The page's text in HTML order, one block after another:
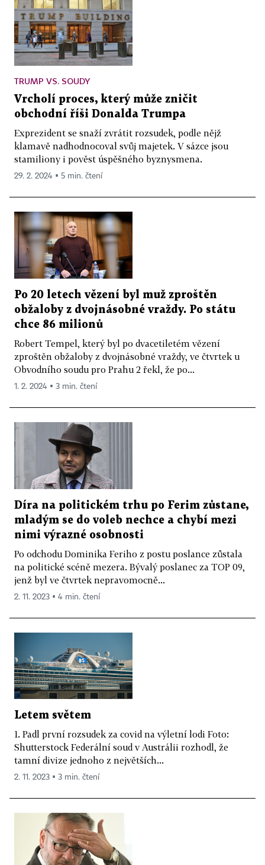
TRUMP VS. SOUDY
Vrcholí proces, který může zničit
obchodní říši Donalda Trumpa
Exprezident se snaží zvrátit rozsudek, podle nějž
klamavě nadhodnocoval svůj majetek. V sázce jsou
stamiliony i pověst úspěšného byznysmena.
29. 2. 2024 ▪ 5 min. čtení
Po 20 letech vězení byl muž zproštěn
obžaloby z dvojnásobné vraždy. Po státu
chce 86 milionů
Robert Tempel, který byl po dvacetiletém vězení
zproštěn obžaloby z dvojnásobné vraždy, ve čtvrtek u
Obvodního soudu pro Prahu 2 řekl, že po...
1. 2. 2024 ▪ 3 min. čtení
Díra na politickém trhu po Ferim zůstane,
mladým se do voleb nechce a chybí mezi
nimi výrazné osobnosti
Po odchodu Dominika Feriho z postu poslance zůstala
na politické scéně mezera. Bývalý poslanec za TOP 09,
jenž byl ve čtvrtek nepravomocně...
2. 11. 2023 ▪ 4 min. čtení
Letem světem
1. Padl první rozsudek za covid na výletní lodi Foto:
Shutterstock Federální soud v Austrálii rozhodl, že
tamní divize jednoho z největších...
2. 11. 2023 ▪ 3 min. čtení